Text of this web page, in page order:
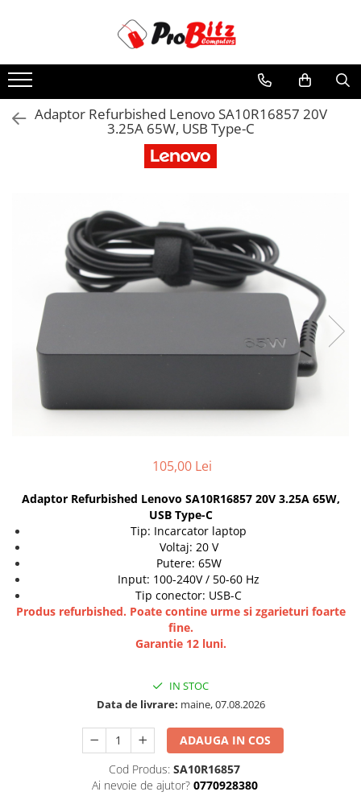
Laptopuri si accesorii
Laptopuri
Componente NOI Laptop
Memorii laptop
Baterii laptop
Componente REFURBISHED Laptop
Hard Disk-uri Refurbished
Accesorii Laptop
Docking stations
Genti Laptop
Incarcatoare laptop
Incarcatoare laptop refurbished
PC, Componente & Software
Calculatoare NOI
Calculatoare Mini NOI
Calculatoare SECOND-HAND
Calculatoare GAMING
Adaptor Refurbished Lenovo SA10R16857 20V
3.25A 65W, USB Type-C
105,00 Lei
Adaptor Refurbished Lenovo SA10R16857 20V 3.25A 65W,
USB Type-C
Tip: Incarcator laptop
Voltaj: 20 V
Putere: 65W
Input: 100-240V / 50-60 Hz
Tip conector: USB-C
Produs refurbished. Poate contine urme si zgarieturi foarte
fine.
Garantie 12 luni.
IN STOC
Data de livrare: maine, 07.08.2026
ADAUGA IN COS
Cod Produs: SA10R16857
Ai nevoie de ajutor? 0770928380